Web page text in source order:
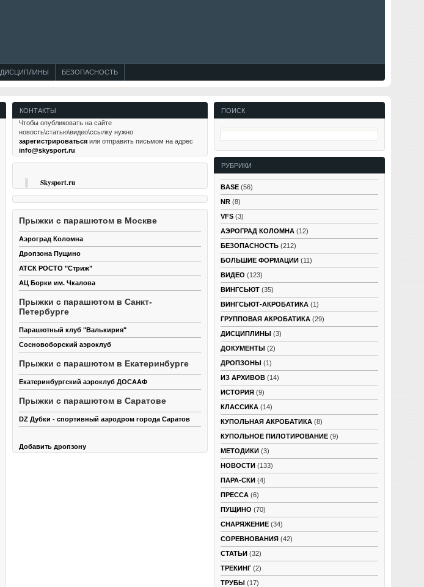
ДИСЦИПЛИНЫ БЕЗОПАСНОСТЬ
ПОИСК
РУБРИКИ
BASE (56)
NR (8)
VFS (3)
АЭРОГРАД КОЛОМНА (12)
БЕЗОПАСНОСТЬ (212)
БОЛЬШИЕ ФОРМАЦИИ (11)
ВИДЕО (123)
ВИНГСЬЮТ (35)
ВИНГСЬЮТ-АКРОБАТИКА (1)
ГРУППОВАЯ АКРОБАТИКА (29)
ДИСЦИПЛИНЫ (3)
ДОКУМЕНТЫ (2)
ДРОПЗОНЫ (1)
ИЗ АРХИВОВ (14)
ИСТОРИЯ (9)
КЛАССИКА (14)
КУПОЛЬНАЯ АКРОБАТИКА (8)
КУПОЛЬНОЕ ПИЛОТИРОВАНИЕ (9)
МЕТОДИКИ (3)
НОВОСТИ (133)
ПАРА-СКИ (4)
ПРЕССА (6)
ПУЩИНО (70)
СНАРЯЖЕНИЕ (34)
СОРЕВНОВАНИЯ (42)
СТАТЬИ (32)
ТРЕКИНГ (2)
ТРУБЫ (17)
КОНТАКТЫ
Чтобы опубликовать на сайте
новость\статью\видео\ссылку нужно
зарегистрироваться или отправить письмом на адрес
info@skysport.ru
Skysport.ru
Прыжки с парашютом в Москве
Аэроград Коломна
Дропзона Пущино
АТСК РОСТО "Стриж"
АЦ Борки им. Чкалова
Прыжки с парашютом в Санкт-
Петербурге
Парашютный клуб "Валькирия"
Сосновоборский аэроклуб
Прыжки с парашютом в Екатеринбурге
Екатеринбургский аэроклуб ДОСААФ
Прыжки с парашютом в Саратове
DZ Дубки - спортивный аэродром города Саратов
Добавить дропзону